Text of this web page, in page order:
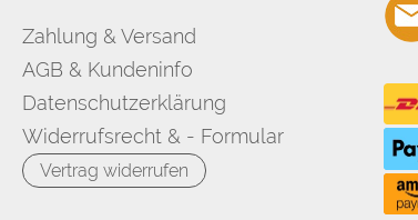
Zahlung & Versand
AGB & Kundeninfo
Datenschutzerklärung
Widerrufsrecht & - Formular
Vertrag widerrufen